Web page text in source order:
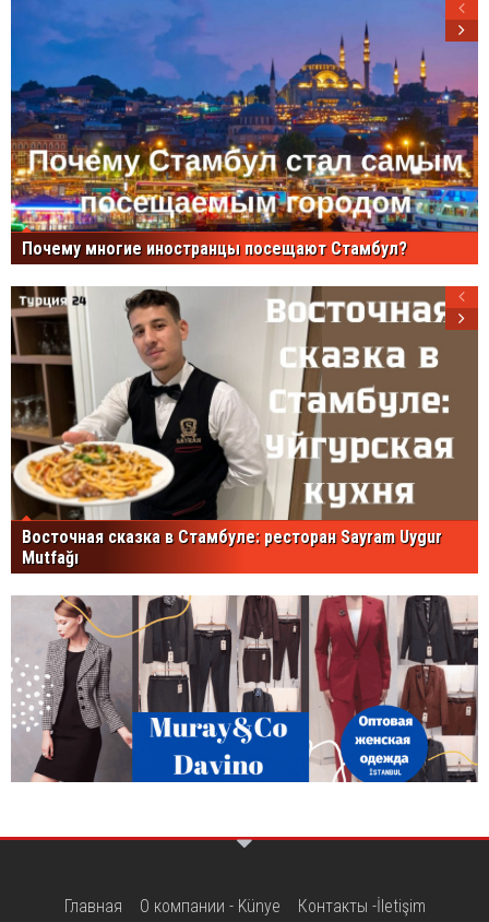
Почему многие иностранцы посещают Стамбул?
Восточная сказка в Стамбуле: ресторан Sayram Uygur
Mutfağı
Главная О компании - Künye
Контакты -İletişim